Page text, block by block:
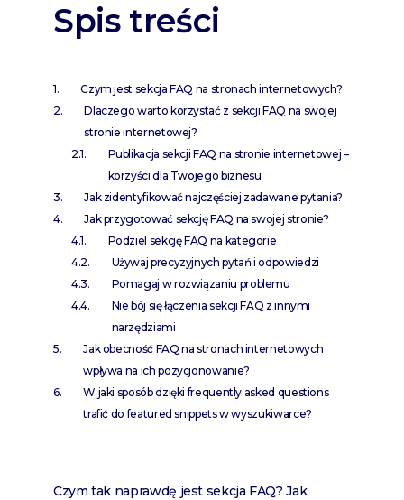
Spis treści
Czym jest sekcja FAQ na stronach internetowych?
Dlaczego warto korzystać z sekcji FAQ na swojej
stronie internetowej?
Publikacja sekcji FAQ na stronie internetowej –
korzyści dla Twojego biznesu:
Jak zidentyfikować najczęściej zadawane pytania?
Jak przygotować sekcję FAQ na swojej stronie?
Podziel sekcję FAQ na kategorie
Używaj precyzyjnych pytań i odpowiedzi
Pomagaj w rozwiązaniu problemu
Nie bój się łączenia sekcji FAQ z innymi
narzędziami
Jak obecność FAQ na stronach internetowych
wpływa na ich pozycjonowanie?
W jaki sposób dzięki frequently asked questions
trafić do featured snippets w wyszukiwarce?
Czym tak naprawdę jest sekcja FAQ? Jak